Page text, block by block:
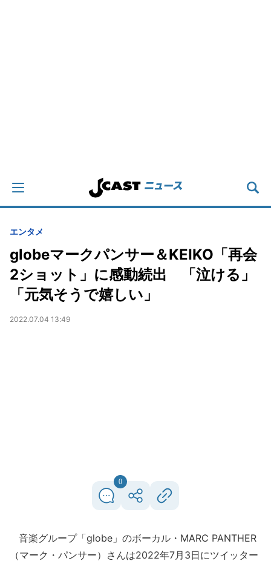
エンタメ
globeマークパンサー＆KEIKO「再会
2ショット」に感動続出 「泣ける」
「元気そうで嬉しい」
2022.07.04 13:49
0
音楽グループ「globe」のボーカル・MARC PANTHER
（マーク・パンサー）さんは2022年7月3日にツイッター